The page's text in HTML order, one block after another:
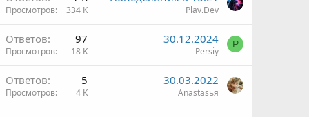
Просмотров 334 K Plav.Dev
Ответов 97
Просмотров 18 K
30.12.2024
Persiy
P
Ответов 5
Просмотров 4 K
30.03.2022
Anastasья